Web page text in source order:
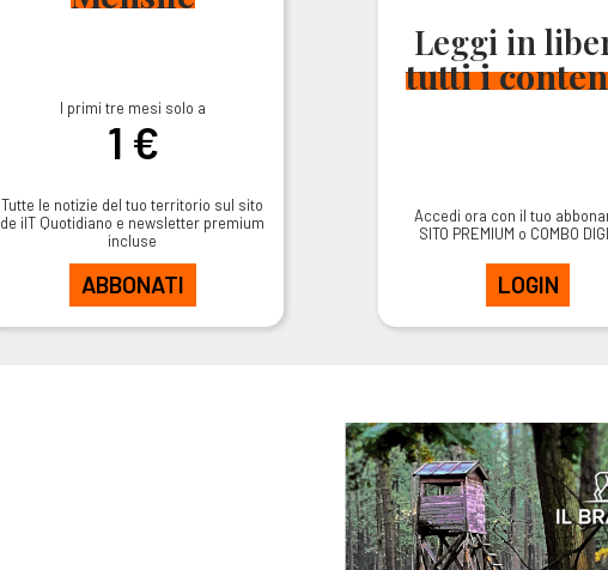
I primi tre mesi solo a
1 €
Tutte le notizie del tuo territorio sul sito
de ilT Quotidiano e newsletter premium
incluse
ABBONATI
Leggi in
tutti i
Accedi ora con il tuo
SITO PREMIUM o COMBO
LOGIN